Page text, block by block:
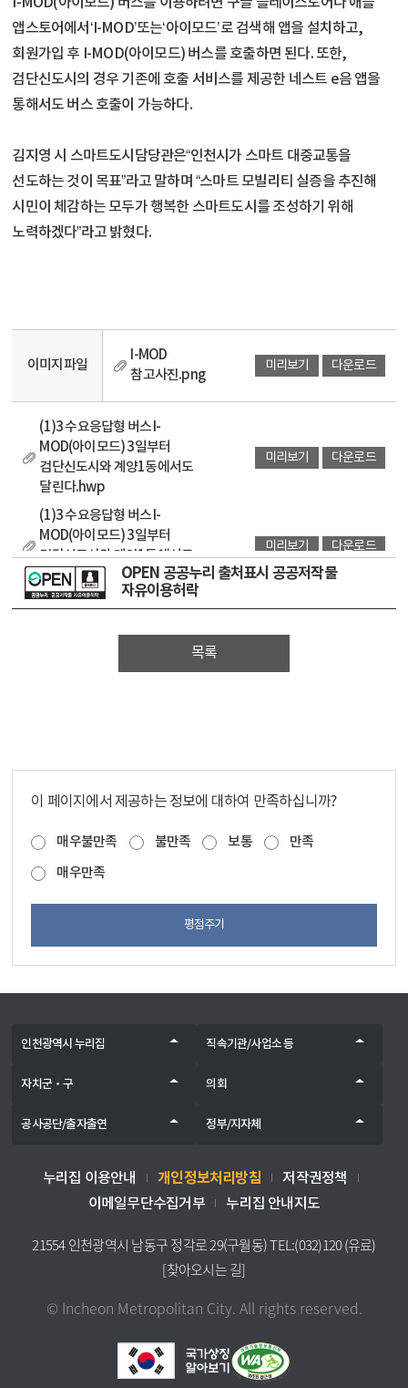
앱스토어에서‘I-MOD’또는‘아이모드’로 검색해 앱을 설치하고,
회원가입 후 I-MOD(아이모드) 버스를 호출하면 된다. 또한,
검단신도시의 경우 기존에 호출 서비스를 제공한 네스트 e음 앱을
통해서도 버스 호출이 가능하다.
김지영 시 스마트도시담당관은“인천시가 스마트 대중교통을
선도하는 것이 목표”라고 말하며 “스마트 모빌리티 실증을 추진해
시민이 체감하는 모두가 행복한 스마트도시를 조성하기 위해
노력하겠다”라고 밝혔다.
이미지파일
I-MOD
참고사진.png
미리보기 다운로드
(1)3 수요응답형 버스 I-
MOD(아이모드) 3일부터
검단신도시와 계양1동에서도
달린다.hwp
미리보기 다운로드
(1)3 수요응답형 버스 I-
MOD(아이모드) 3일부터
검단신도시와 계양1동에서도
달린다.pdf
미리보기 다운로드
OPEN 공공누리 출처표시 공공저작물
자유이용허락
목록
이 페이지에서 제공하는 정보에 대하여 만족하십니까?
매우불만족 불만족 보통
만족
매우만족
평점주기
인천광역시 누리집 직속기관/사업소 등
자치군‧구 의회
공사공단/출자출연 정부/지자체
누리집 이용안내 개인정보처리방침
저작권정책
이메일무단수집거부
누리집 안내지도
21554 인천광역시 남동구 정각로 29(구월동) TEL:(032)120 (유료)
[찾아오시는 길]
© Incheon Metropolitan City. All rights reserved.